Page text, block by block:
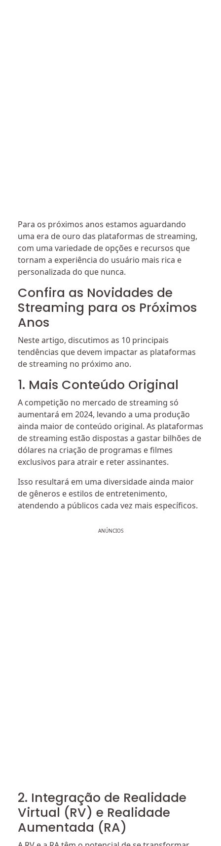
Para os próximos anos estamos aguardando
uma era de ouro das plataformas de streaming,
com uma variedade de opções e recursos que
tornam a experiência do usuário mais rica e
personalizada do que nunca.
Confira as Novidades de
Streaming para os Próximos
Anos
Neste artigo, discutimos as 10 principais
tendências que devem impactar as plataformas
de streaming no próximo ano.
1. Mais Conteúdo Original
A competição no mercado de streaming só
aumentará em 2024, levando a uma produção
ainda maior de conteúdo original. As plataformas
de streaming estão dispostas a gastar bilhões de
dólares na criação de programas e filmes
exclusivos para atrair e reter assinantes.
Isso resultará em uma diversidade ainda maior
de gêneros e estilos de entretenimento,
atendendo a públicos cada vez mais específicos.
ANÚNCIOS
2. Integração de Realidade
Virtual (RV) e Realidade
Aumentada (RA)